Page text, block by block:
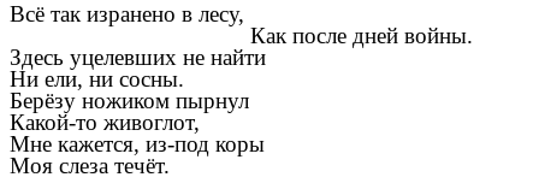
Всё так изранено в лесу,
Как после дней войны.
Здесь уцелевших не найти
Ни ели, ни сосны.
Берёзу ножиком пырнул
Какой-то живоглот,
Мне кажется, из-под коры
Моя слеза течёт.